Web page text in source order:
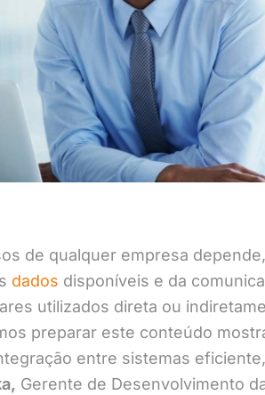
de qualquer empresa
dados disponíveis e da
utilizados direta ou
preparar este conteúdo
entre sistemas
Gerente de Desenvolvimento